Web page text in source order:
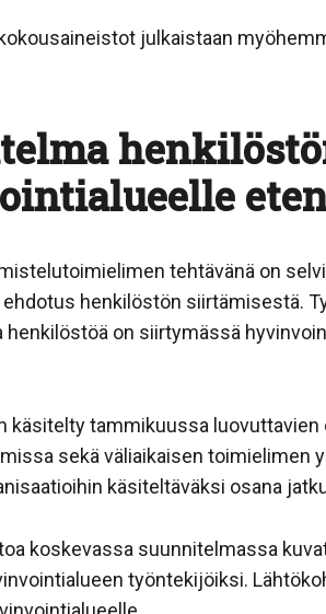
julkaistaan
tehtävänä on
henkilöstön siirtämisestä.
henkilöstöä on siirtymässä
käsitelty tammikuussa
sekä väliaikaisen
käsiteltäväksi osana
koskevassa suunnitelmassa
työntekijöiksi.